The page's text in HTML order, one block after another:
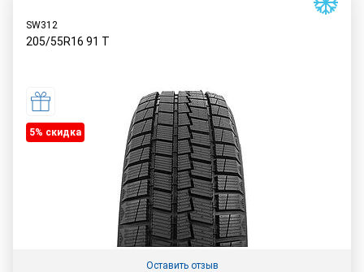
SW312
205/55R16 91 T
5% cкидка
Оставить отзыв